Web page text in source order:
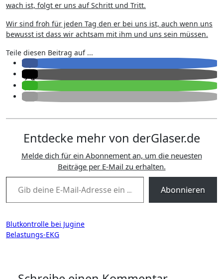
wach ist, folgt er uns auf Schritt und Tritt.
Wir sind froh für jeden Tag den er bei uns ist, auch wenn uns
bewusst ist dass wir achtsam mit ihm und uns sein müssen.
Teile diesen Beitrag auf ...
Entdecke mehr von derGlaser.de
Melde dich für ein Abonnement an, um die neuesten
Beiträge per E-Mail zu erhalten.
Gib deine E-Mail-Adresse ein ...
Abonnieren
Beitragsnavigation
Blutkontrolle bei Jugine
Belastungs-EKG